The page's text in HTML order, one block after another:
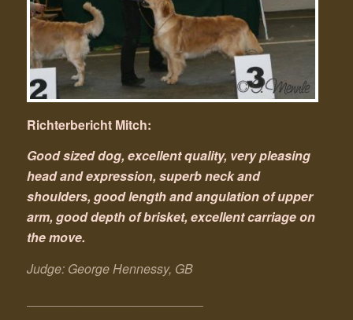
Richterbericht Mitch:
Good sized dog, excellent quality, very pleasing
head and expression, superb neck and
shoulders, good length and angulation of upper
arm, good depth of brisket, excellent carriage on
the move.
Judge: George Hennessy, GB